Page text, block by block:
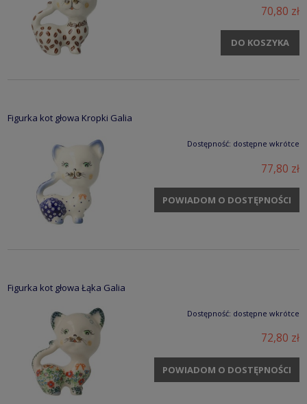
70,80 zł
DO KOSZYKA
Figurka kot głowa Kropki Galia
Dostępność: dostępne wkrótce
77,80 zł
POWIADOM O DOSTĘPNOŚCI
Figurka kot głowa Łąka Galia
Dostępność: dostępne wkrótce
72,80 zł
POWIADOM O DOSTĘPNOŚCI